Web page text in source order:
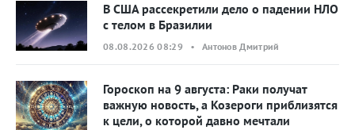
В США рассекретили дело о падении НЛО
с телом в Бразилии
08.08.2026 08:29 • Антонов Дмитрий
Гороскоп на 9 августа: Раки получат
важную новость, а Козероги приблизятся
к цели, о которой давно мечтали